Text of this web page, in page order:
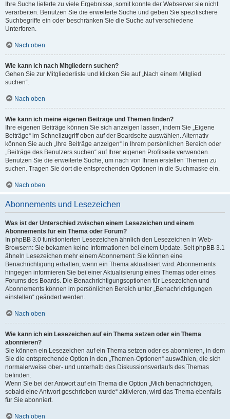
Ihre Suche lieferte zu viele Ergebnisse, somit konnte der Webserver sie nicht
verarbeiten. Benutzen Sie die erweiterte Suche und geben Sie spezifischere
Suchbegriffe ein oder beschränken Sie die Suche auf verschiedene
Unterforen.
Nach oben
Wie kann ich nach Mitgliedern suchen?
Gehen Sie zur Mitgliederliste und klicken Sie auf „Nach einem Mitglied
suchen“.
Nach oben
Wie kann ich meine eigenen Beiträge und Themen finden?
Ihre eigenen Beiträge können Sie sich anzeigen lassen, indem Sie „Eigene
Beiträge“ im Schnellzugriff oben auf der Boardseite auswählen. Alternativ
können Sie auch „Ihre Beiträge anzeigen“ in Ihrem persönlichen Bereich oder
„Beiträge des Benutzers suchen“ auf Ihrer eigenen Profilseite verwenden.
Benutzen Sie die erweiterte Suche, um nach von Ihnen erstellen Themen zu
suchen. Tragen Sie dort die entsprechenden Optionen in die Suchmaske ein.
Nach oben
Abonnements und Lesezeichen
Was ist der Unterschied zwischen einem Lesezeichen und einem
Abonnements für ein Thema oder Forum?
In phpBB 3.0 funktionierten Lesezeichen ähnlich den Lesezeichen in Web-
Browsern: Sie bekamen keine Informationen bei einem Update. Seit phpBB 3.1
ähneln Lesezeichen mehr einem Abonnement: Sie können eine
Benachrichtigung erhalten, wenn ein Thema aktualisiert wird. Abonnements
hingegen informieren Sie bei einer Aktualisierung eines Themas oder eines
Forums des Boards. Die Benachrichtigungsoptionen für Lesezeichen und
Abonnements können im persönlichen Bereich unter „Benachrichtigungen
einstellen“ geändert werden.
Nach oben
Wie kann ich ein Lesezeichen auf ein Thema setzen oder ein Thema
abonnieren?
Sie können ein Lesezeichen auf ein Thema setzen oder es abonnieren, in dem
Sie die entsprechende Option in den „Themen-Optionen“ auswählen, die sich
normalerweise ober- und unterhalb des Diskussionsverlaufs des Themas
befinden.
Wenn Sie bei der Antwort auf ein Thema die Option „Mich benachrichtigen,
sobald eine Antwort geschrieben wurde“ aktivieren, wird das Thema ebenfalls
für Sie abonniert.
Nach oben